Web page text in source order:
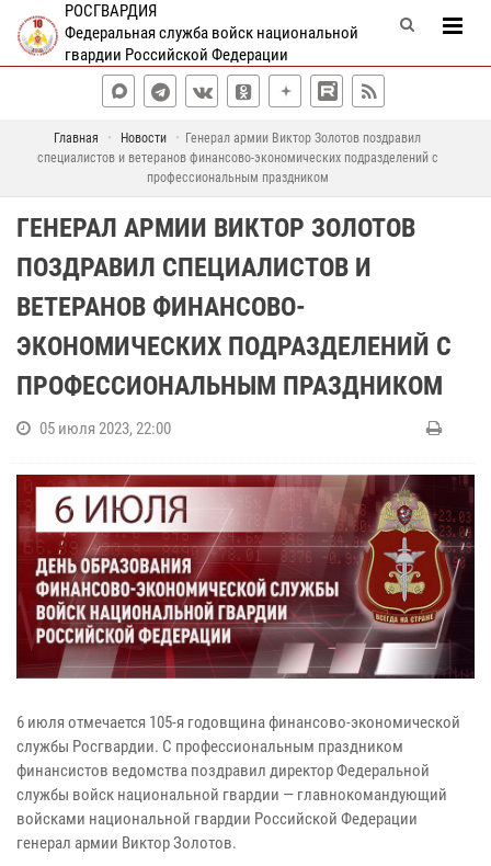
РОСГВАРДИЯ
Федеральная служба войск национальной
гвардии Российской Федерации
Главная Новости
Генерал армии Виктор Золотов поздравил
специалистов и ветеранов финансово-экономических подразделений с
профессиональным праздником
ГЕНЕРАЛ АРМИИ ВИКТОР ЗОЛОТОВ
ПОЗДРАВИЛ СПЕЦИАЛИСТОВ И
ВЕТЕРАНОВ ФИНАНСОВО-
ЭКОНОМИЧЕСКИХ ПОДРАЗДЕЛЕНИЙ С
ПРОФЕССИОНАЛЬНЫМ ПРАЗДНИКОМ
05 июля 2023, 22:00
6 июля отмечается 105-я годовщина финансово-экономической
службы Росгвардии. С профессиональным праздником
финансистов ведомства поздравил директор Федеральной
службы войск национальной гвардии — главнокомандующий
войсками национальной гвардии Российской Федерации
генерал армии Виктор Золотов.